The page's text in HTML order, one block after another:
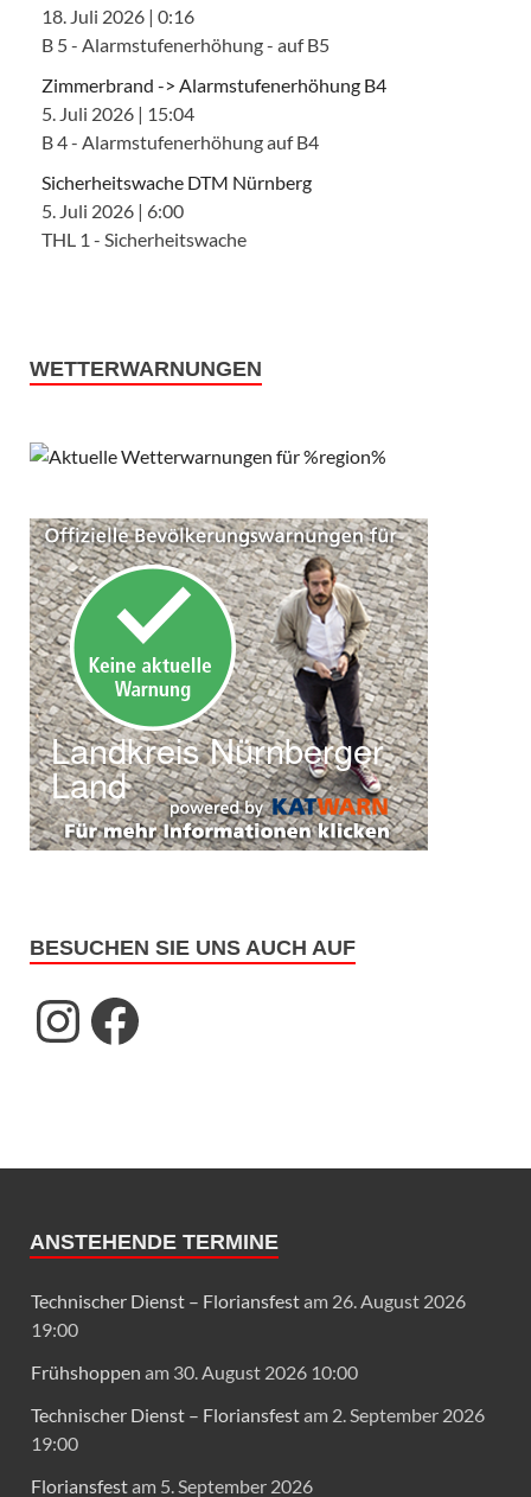
18. Juli 2026 | 0:16
B 5 - Alarmstufenerhöhung - auf B5
Zimmerbrand -> Alarmstufenerhöhung B4
5. Juli 2026 | 15:04
B 4 - Alarmstufenerhöhung auf B4
Sicherheitswache DTM Nürnberg
5. Juli 2026 | 6:00
THL 1 - Sicherheitswache
WETTERWARNUNGEN
BESUCHEN SIE UNS AUCH AUF
ANSTEHENDE TERMINE
Technischer Dienst – Floriansfestam 26. August 2026
19:00
Frühshoppen am 30. August 2026 10:00
Technischer Dienst – Floriansfestam 2. September 2026
19:00
Floriansfestam 5. September 2026